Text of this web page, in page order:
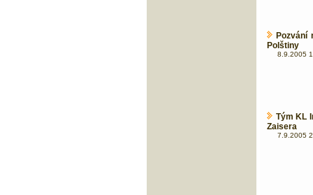
Polštiny
8.9.2005
Tým KL
Zaisera
7.9.2005